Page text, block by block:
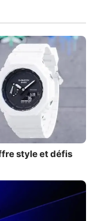
style et défis